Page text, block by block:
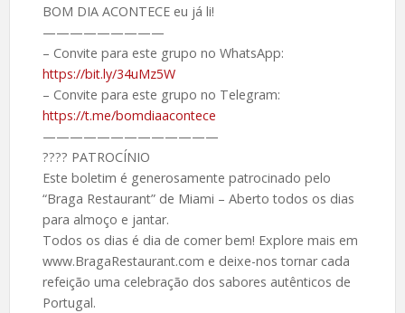
BOM DIA ACONTECE eu já li!
—————————
– Convite para este grupo no WhatsApp:
https://bit.ly/34uMz5W
– Convite para este grupo no Telegram:
https://t.me/bomdiaacontece
—————————————
????️ PATROCÍNIO
Este boletim é generosamente patrocinado pelo
“Braga Restaurant” de Miami – Aberto todos os dias
para almoço e jantar.
Todos os dias é dia de comer bem! Explore mais em
www.BragaRestaurant.com e deixe-nos tornar cada
refeição uma celebração dos sabores autênticos de
Portugal.